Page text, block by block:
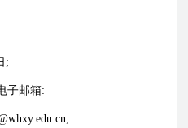
;
子邮箱: